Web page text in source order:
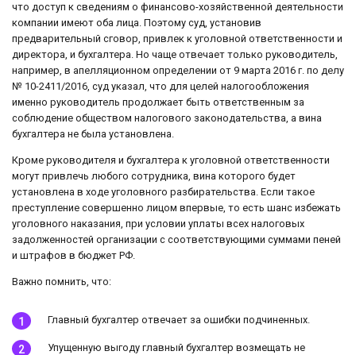
что доступ к сведениям о финансово-хозяйственной деятельности
компании имеют оба лица. Поэтому суд, установив
предварительный сговор, привлек к уголовной ответственности и
директора, и бухгалтера. Но чаще отвечает только руководитель,
например, в апелляционном определении от 9 марта 2016 г. по делу
№ 10-2411/2016, суд указал, что для целей налогообложения
именно руководитель продолжает быть ответственным за
соблюдение обществом налогового законодательства, а вина
бухгалтера не была установлена.
Кроме руководителя и бухгалтера к уголовной ответственности
могут привлечь любого сотрудника, вина которого будет
установлена в ходе уголовного разбирательства. Если такое
преступление совершенно лицом впервые, то есть шанс избежать
уголовного наказания, при условии уплаты всех налоговых
задолженностей организации с соответствующими суммами пеней
и штрафов в бюджет РФ.
Важно помнить, что:
Главный бухгалтер отвечает за ошибки подчиненных.
Упущенную выгоду главный бухгалтер возмещать не